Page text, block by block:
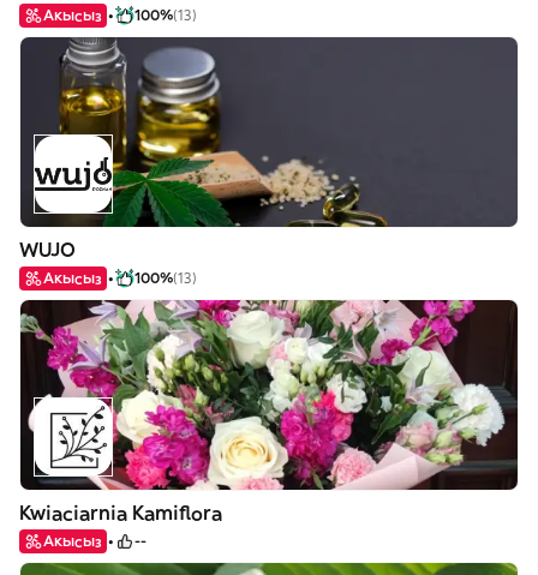
Акысыз 100%(13)
WUJO
Акысыз 100%(13)
Kwiaciarnia Kamiflora
Акысыз --